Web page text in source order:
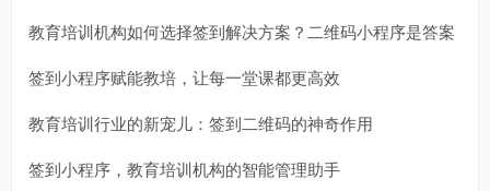
教育培训机构如何选择签到解决方案？二维码小程序是答案
签到小程序赋能教培，让每一堂课都更高效
教育培训行业的新宠儿：签到二维码的神奇作用
签到小程序，教育培训机构的智能管理助手